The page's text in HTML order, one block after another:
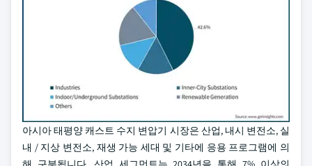
아시아 태평양 캐스트 수지 변압기 시장은 산업, 내시 변전소, 실
내 / 지상 변전소, 재생 가능 세대 및 기타에 응용 프로그램에 의